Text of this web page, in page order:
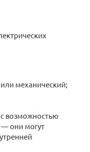
механический;
возможностью
— они могут